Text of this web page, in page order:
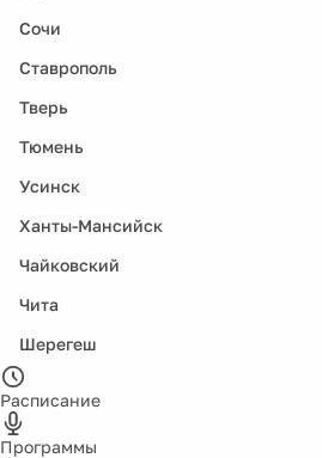
Сочи
Ставрополь
Тверь
Тюмень
Усинск
Ханты-Мансийск
Чайковский
Чита
Шерегеш
Расписание
Программы